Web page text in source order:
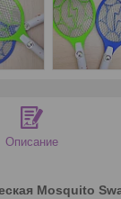
Описание
Mosquito